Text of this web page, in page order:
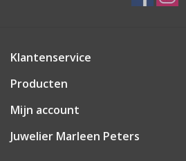
Klantenservice
Producten
Mijn account
Juwelier Marleen Peters